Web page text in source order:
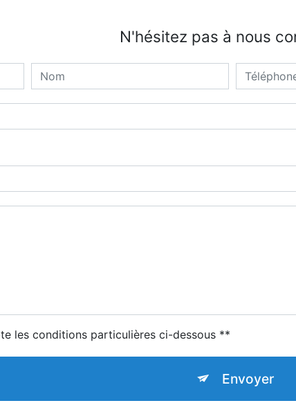
N'hésitez pas à nous
les conditions particulières ci-dessous **
Envoyer